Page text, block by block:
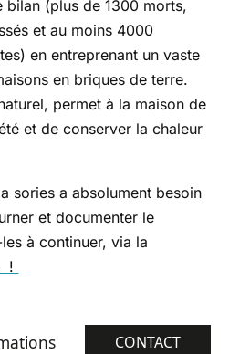
bilan (plus de 1300 morts,
et au moins 4000
en entreprenant un vaste
en briques de terre.
permet à la maison de
et de conserver la chaleur
sories a absolument besoin
et documenter le
à continuer, via la
!
CONTACT